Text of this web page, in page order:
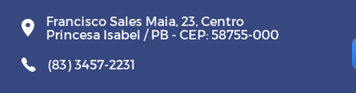
Francisco Sales Maia, 23, Centro
Princesa Isabel / PB - CEP: 58755-000
(83) 3457-2231